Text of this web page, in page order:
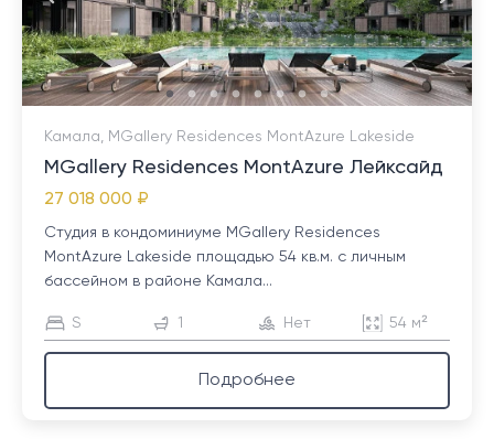
Камала, MGallery Residences MontAzure Lakeside
MGallery Residences MontAzure Лейксайд
27 018 000 ₽
Студия в кондоминиуме MGallery Residences
MontAzure Lakeside площадью 54 кв.м. с личным
бассейном в районе Камала...
S 1 Нет 54 м²
Подробнее